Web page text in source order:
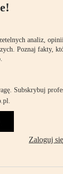
analiz,
Poznaj fakty,
Subskrybuj
Zaloguj się